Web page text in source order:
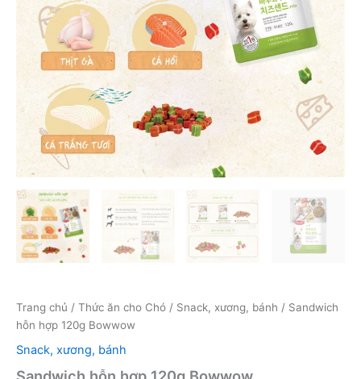
Trang chủ / Thức ăn cho Chó / Snack, xương, bánh / Sandwich
hỗn hợp 120g Bowwow
Snack, xương, bánh